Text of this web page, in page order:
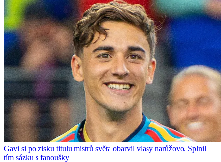
Gavi si po zisku titulu mistrů světa obarvil vlasy narůžovo. Splnil
tím sázku s fanoušky